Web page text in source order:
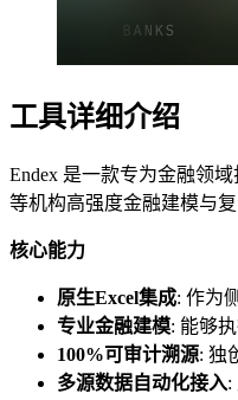
工具详细介绍
Endex 是一款专为金融领
等机构高强度金融建模与
核心能力
原生Excel集成: 作为
专业金融建模: 能够
100%可审计溯源: 独
多源数据自动化接入: